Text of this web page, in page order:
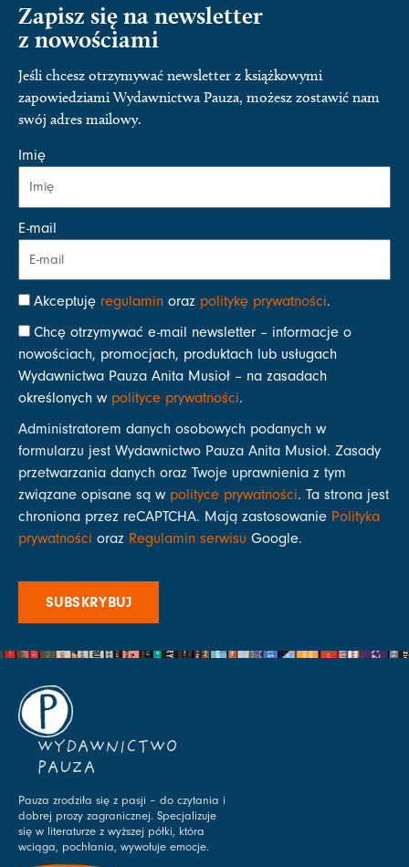
Zapisz się na newsletter
z nowościami
Jeśli chcesz otrzymywać newsletter z książkowymi
zapowiedziami Wydawnictwa Pauza, możesz zostawić nam
swój adres mailowy.
Imię
E-mail
Akceptuję regulamin oraz politykę prywatności.
Chcę otrzymywać e-mail newsletter – informacje o
nowościach, promocjach, produktach lub usługach
Wydawnictwa Pauza Anita Musioł – na zasadach
określonych w polityce prywatności.
Administratorem danych osobowych podanych w
formularzu jest Wydawnictwo Pauza Anita Musioł. Zasady
przetwarzania danych oraz Twoje uprawnienia z tym
związane opisane są w polityce prywatności. Ta strona jest
chroniona przez reCAPTCHA. Mają zastosowanie Polityka
prywatności oraz Regulamin serwisu Google.
SUBSKRYBUJ
WYDAWNICTWO
PAUZA
Pauza zrodziła się z pasji – do czytania i
dobrej prozy zagranicznej. Specjalizuje
się w literaturze z wyższej półki, która
wciąga, pochłania, wywołuje emocje.